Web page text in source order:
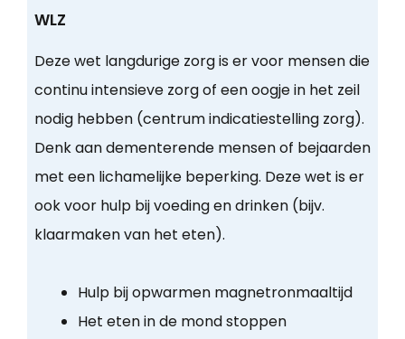
WLZ
Deze wet langdurige zorg is er voor mensen die
continu intensieve zorg of een oogje in het zeil
nodig hebben (centrum indicatiestelling zorg).
Denk aan dementerende mensen of bejaarden
met een lichamelijke beperking. Deze wet is er
ook voor hulp bij voeding en drinken (bijv.
klaarmaken van het eten).
Hulp bij opwarmen magnetronmaaltijd
Het eten in de mond stoppen